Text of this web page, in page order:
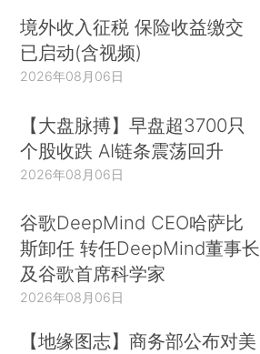
境外收入征税 保险收益缴交
已启动(含视频)
2026年08月06日
【大盘脉搏】早盘超3700只
个股收跌 AI链条震荡回升
2026年08月06日
谷歌DeepMind CEO哈萨比
斯卸任 转任DeepMind董事长
及谷歌首席科学家
2026年08月06日
【地缘图志】商务部公布对美